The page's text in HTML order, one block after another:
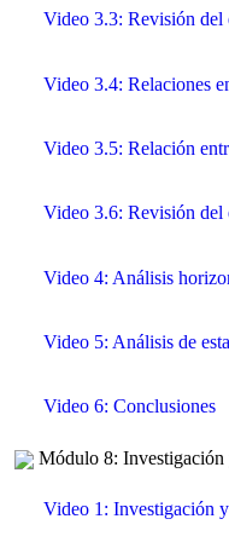
Video 3.3: Revisión del
Video 3.4: Relaciones
Video 3.5: Relación
Video 3.6: Revisión del
Video 4: Análisis
Video 5: Análisis de
Video 6: Conclusiones
Módulo 8: Investigación
Video 1: Investigación